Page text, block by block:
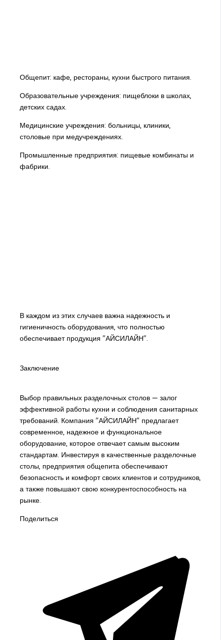
Общепит: кафе, рестораны, кухни быстрого питания.
Образовательные учреждения: пищеблоки в школах,
детских садах.
Медицинские учреждения: больницы, клиники,
столовые при медучреждениях.
Промышленные предприятия: пищевые комбинаты и
фабрики.
В каждом из этих случаев важна надежность и
гигиеничность оборудования, что полностью
обеспечивает продукция "АЙСИЛАЙН".
Заключение
Выбор правильных разделочных столов — залог
эффективной работы кухни и соблюдения санитарных
требований. Компания "АЙСИЛАЙН" предлагает
современное, надежное и функциональное
оборудование, которое отвечает самым высоким
стандартам. Инвестируя в качественные разделочные
столы, предприятия общепита обеспечивают
безопасность и комфорт своих клиентов и сотрудников,
а также повышают свою конкурентоспособность на
рынке.
Поделиться